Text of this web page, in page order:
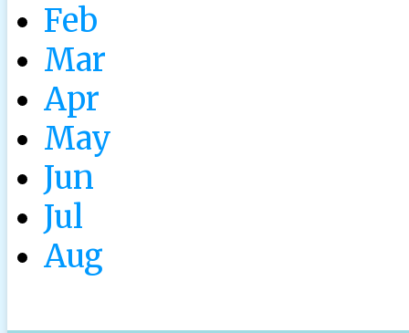
Feb
Mar
Apr
May
Jun
Jul
Aug